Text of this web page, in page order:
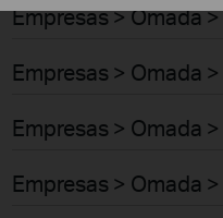
Empresas > Omada
Empresas > Omada
Empresas > Omada
Empresas > Omada